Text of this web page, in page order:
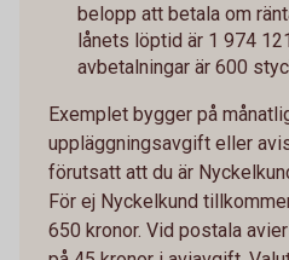
belopp att betala om
lånets löptid är 1 974
avbetalningar är 600
Exemplet bygger på
uppläggningsavgift eller
förutsatt att du är
För ej Nyckelkund
650 kronor. Vid postala